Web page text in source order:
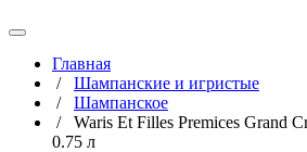
Главная
/ Шампанские и игристые
/ Шампанское
/ Waris Et Filles Premices Grand
0.75 л